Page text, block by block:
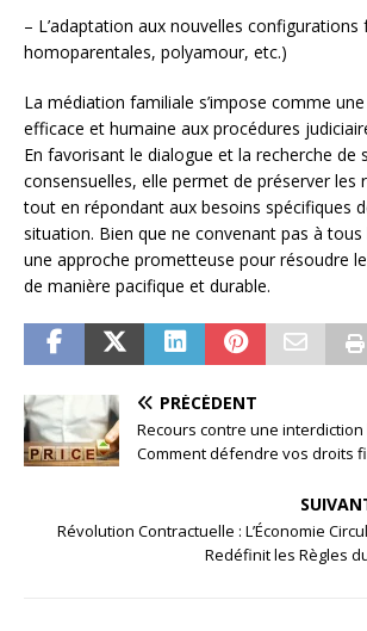
– L’adaptation aux nouvelles configurations
homoparentales, polyamour, etc.)
La médiation familiale s’impose comme
efficace et humaine aux procédures
En favorisant le dialogue et la recherche de
consensuelles, elle permet de préserver les
tout en répondant aux besoins spécifiques
situation. Bien que ne convenant pas à
une approche prometteuse pour résoudre
de manière pacifique et durable.
PRÉCÉDENT
Recours contre une interdiction
Comment défendre vos droits
Révolution Contractuelle : L’Économie
Redéfinit les Règles